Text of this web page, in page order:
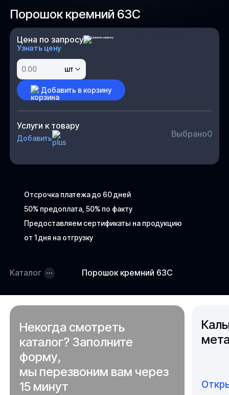
Порошок кремний 63C
Отсрочка платежа до 60 дней
50% предоплата, 50% по факту
Предоставляем сертификаты на продукцию
от 1 дня на отгрузку
Цена по запросу
Узнать цену
шт
Добавить в корзину
Услуги к товару
Добавить Выбрано0
Каталог Порошок кремний 63C
Некогда смотреть
каталог? Заполните
форму,
мы перезвоним вам через
15 минут